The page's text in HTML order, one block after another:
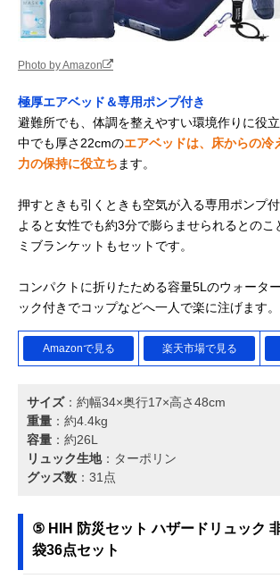
Photo by Amazon
極厚エアベッド＆専用ポンプ付き
避難所でも、体調を整えやすい環境作りに役立
中でも厚さ22cmのエアベッドは、床からの冷
力の保持に役立ち ます。
押すときも引くときも空気が入る専用ポンプ
よると女性でも約3分で膨らませられるとのこ
ミブランケットもセットです。
コンパクトに折りたためる容量5Lのウォータ
ック付きでコップなどへ一人で楽に注げます。
Amazonで見る 楽天市場で見る
サイズ：約幅34×奥行17×高さ48cm
重量 ：約4.4kg
容量 ：約26L
リュック生地：ターポリン
グッズ数 ：31点
⑤ HIH 防災セット ハザードリュック
袋36点セット